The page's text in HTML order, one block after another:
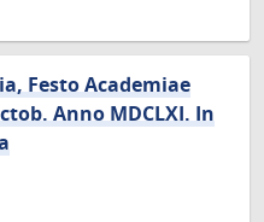
Festo Academiae
Anno MDCLXI. In